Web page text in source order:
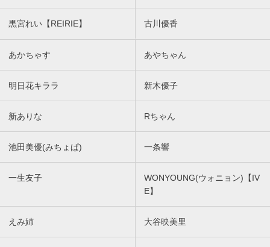
黒宮れい【REIRIE】 古川優香
あかちゃす あやちゃん
明日花キララ 新木優子
新ありな Rちゃん
池田美優(みちょぱ) 一条響
一生友子
WONYOUNG(ウォニョン)【IV
E】
えみ姉 大谷映美里